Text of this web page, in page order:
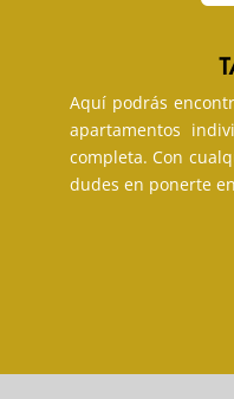
Aquí podrás
apartamentos
completa. Con
dudes en ponerte